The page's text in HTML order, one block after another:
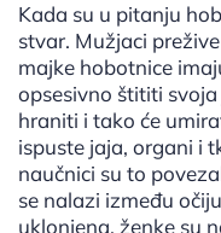
Kada su u pitanju
stvar. Mužjaci
majke hobotnice
opsesivno štititi svoja
hraniti i tako će
ispuste jaja, organi i
naučnici su to
se nalazi između
uklonjena, ženke su